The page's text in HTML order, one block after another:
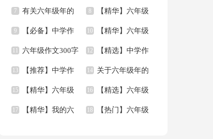
小学生作文锦集八篇 的作文集锦5篇
7 有关六年级年的
作文300字锦集7篇
8 【精华】六年级
作文300字汇总8篇
9 【必备】中学作
文锦集六篇
10 【精华】六年级
作文300字汇总6篇
11 六年级作文300字
汇总8篇
12 【精选】中学作
文汇总8篇
13 【推荐】中学作
文汇总八篇
14 关于六年级年的
作文300字8篇
15 【精华】六年级
的作文300字集合9篇
16 【精选】六年级
的作文300字三篇
17 【精华】我的六 18 【热门】六年级